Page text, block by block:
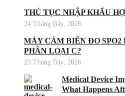
THỦ TỤC NHẬP KHẨU
24 Tháng Bảy, 2026
MÁY CẢM BIẾN ĐO
PHÂN LOẠI C?
23 Tháng Bảy, 2026
Medical Device
What Happens